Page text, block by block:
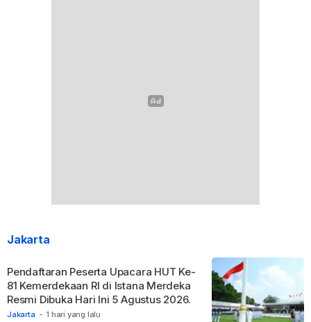
Jakarta
Jakarta - 1 hari yang lalu
Pendaftaran Peserta Upacara HUT Ke-
81 Kemerdekaan RI di Istana Merdeka
Resmi Dibuka Hari Ini 5 Agustus 2026.